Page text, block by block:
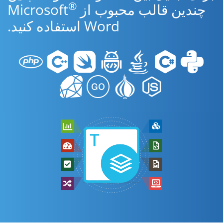
چندین قالب محبوب از Microsoft ®
Word استفاده کنید.